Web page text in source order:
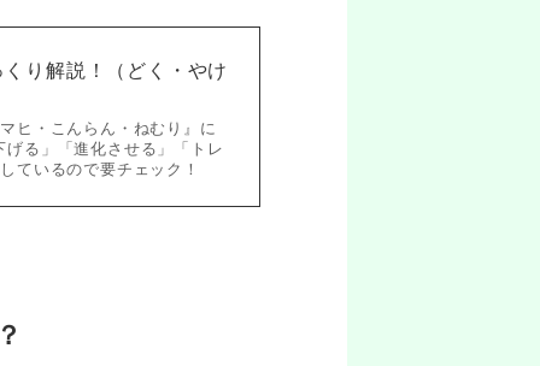
り解説！（どく・やけ
ヒ・こんらん・ねむり』に
る」「進化させる」「トレ
ているので要チェック！